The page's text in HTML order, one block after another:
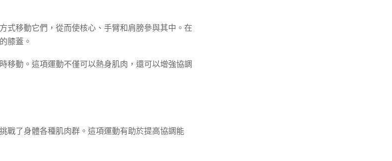
式移動它們，從而使核心、手臂和肩膀參與其中。在
膝蓋。
移動。這項運動不僅可以熱身肌肉，還可以增強協調
戰了身體各種肌肉群。這項運動有助於提高協調能